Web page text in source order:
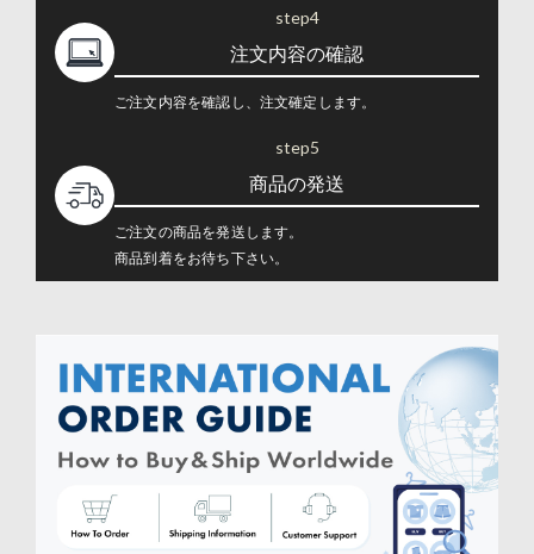
step4
注文内容の確認
ご注文内容を確認し、注文確定します。
step5
商品の発送
ご注文の商品を発送します。
商品到着をお待ち下さい。